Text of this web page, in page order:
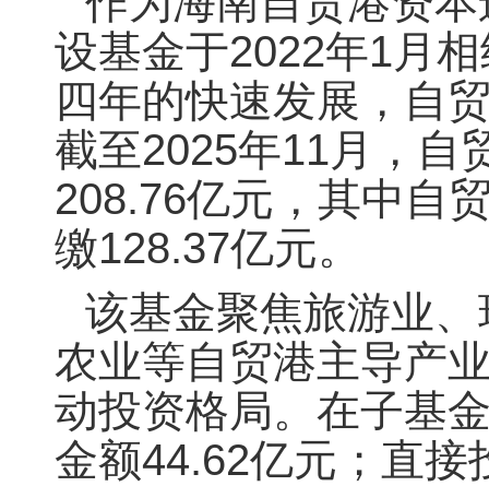
设基金于2022年1月
四年的快速发展，自
截至2025年11月，自
208.76亿元，其中自
缴128.37亿元。
该基金聚焦旅游业
农业等自贸港主导产
动投资格局。在子基
金额44.62亿元；直接